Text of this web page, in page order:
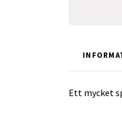
Ett mycket